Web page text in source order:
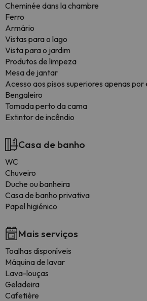
Cheminée dans la chambre
Ferro
Armário
Vistas para o lago
Vista para o jardim
Produtos de limpeza
Mesa de jantar
Acesso aos pisos superiores apenas por
Bengaleiro
Tomada perto da cama
Extintor de incêndio
Casa de banho
WC
Chuveiro
Duche ou banheira
Casa de banho privativa
Papel higiénico
Mais serviços
Toalhas disponíveis
Máquina de lavar
Lava-louças
Geladeira
Cafetière